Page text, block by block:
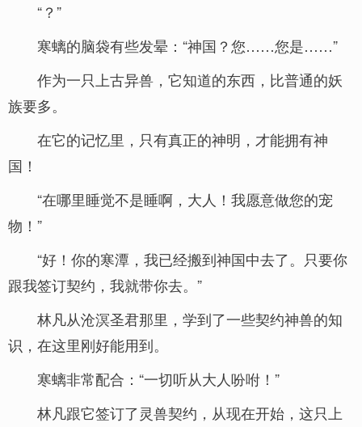
“？”
寒螭的脑袋有些发晕：“神国？您……您是……”
作为一只上古异兽，它知道的东西，比普通的妖
族要多。
在它的记忆里，只有真正的神明，才能拥有神
国！
“在哪里睡觉不是睡啊，大人！我愿意做您的宠
物！”
“好！你的寒潭，我已经搬到神国中去了。只要你
跟我签订契约，我就带你去。”
林凡从沧溟圣君那里，学到了一些契约神兽的知
识，在这里刚好能用到。
寒螭非常配合：“一切听从大人吩咐！”
林凡跟它签订了灵兽契约，从现在开始，这只上